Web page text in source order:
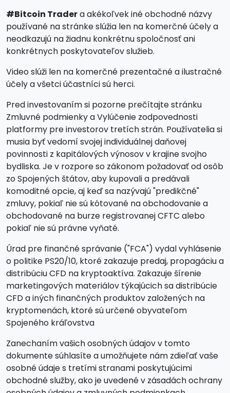
#Bitcoin Tradera akékoľvek iné obchodné názvy
používané na stránke slúžia len na komerčné účely a
neodkazujú na žiadnu konkrétnu spoločnosť ani
konkrétnych poskytovateľov služieb.
Video slúži len na komerčné prezentačné a ilustračné
účely a všetci účastníci sú herci.
Pred investovaním si pozorne prečítajte stránku
Zmluvné podmienky a Vylúčenie zodpovednosti
platformy pre investorov tretích strán. Používatelia si
musia byť vedomí svojej individuálnej daňovej
povinnosti z kapitálových výnosov v krajine svojho
bydliska. Je v rozpore so zákonom požadovať od osôb
zo Spojených štátov, aby kupovali a predávali
komoditné opcie, aj keď sa nazývajú "predikčné"
zmluvy, pokiaľ nie sú kótované na obchodovanie a
obchodované na burze registrovanej CFTC alebo
pokiaľ nie sú právne vyňaté.
Úrad pre finančné správanie ("FCA") vydal vyhlásenie
o politike PS20/10, ktoré zakazuje predaj, propagáciu a
distribúciu CFD na kryptoaktíva. Zakazuje šírenie
marketingových materiálov týkajúcich sa distribúcie
CFD a iných finančných produktov založených na
kryptomenách, ktoré sú určené obyvateľom
Spojeného kráľovstva
Zanechaním vašich osobných údajov v tomto
dokumente súhlasíte a umožňujete nám zdieľať vaše
osobné údaje s tretími stranami poskytujúcimi
obchodné služby, ako je uvedené v zásadách ochrany